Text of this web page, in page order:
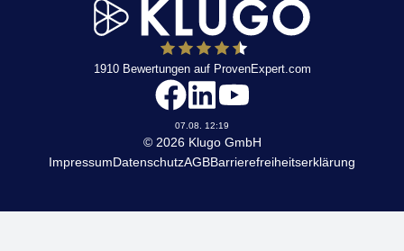
KLUGO
1910Bewertungen auf ProvenExpert.com
07.08. 12:19
© 2026 Klugo GmbH
ImpressumDatenschutzAGBBarrierefreiheitserklärung